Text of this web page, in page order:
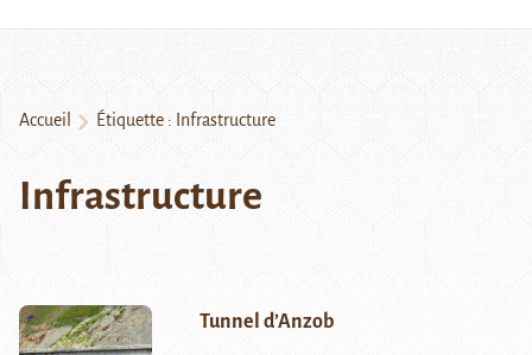
Accueil Étiquette : Infrastructure
Infrastructure
Tunnel d’Anzob